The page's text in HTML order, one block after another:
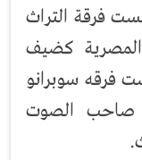
فرقة التراث
المصرية كضيف
فرقه سوبرانو
صاحب الصوت